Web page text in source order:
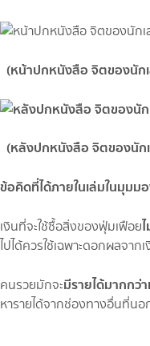
(หน้าปกหนังสือ จิตของนัก
(หลังปกหนังสือ จิตของนัก
ข้อคิดที่ได้ภายในเล่มในมุมม
เงินที่จะใช้ซื้อสิ่งของฟุ่มเฟือย
ไปได้ควรใช้เฉพาะดอกผลจา
คนรวยมักจะมีรายได้มากกว่
หารายได้จากช่องทางอื่นที่นอ